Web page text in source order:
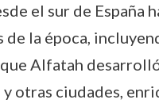
el sur de España
la época,
Alfatah
otras ciudades,